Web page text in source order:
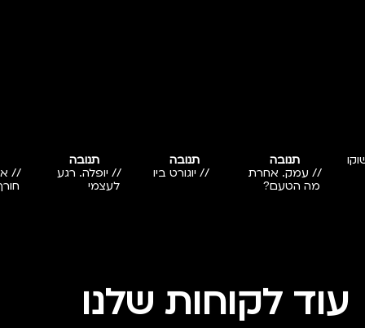
תנובה
// עמק. אחרת
מה הטעם?
תנובה
// יוגורט ביו
תנובה
// יופלה. רגע
לעצמי
//
עוד לקוחות שלנו